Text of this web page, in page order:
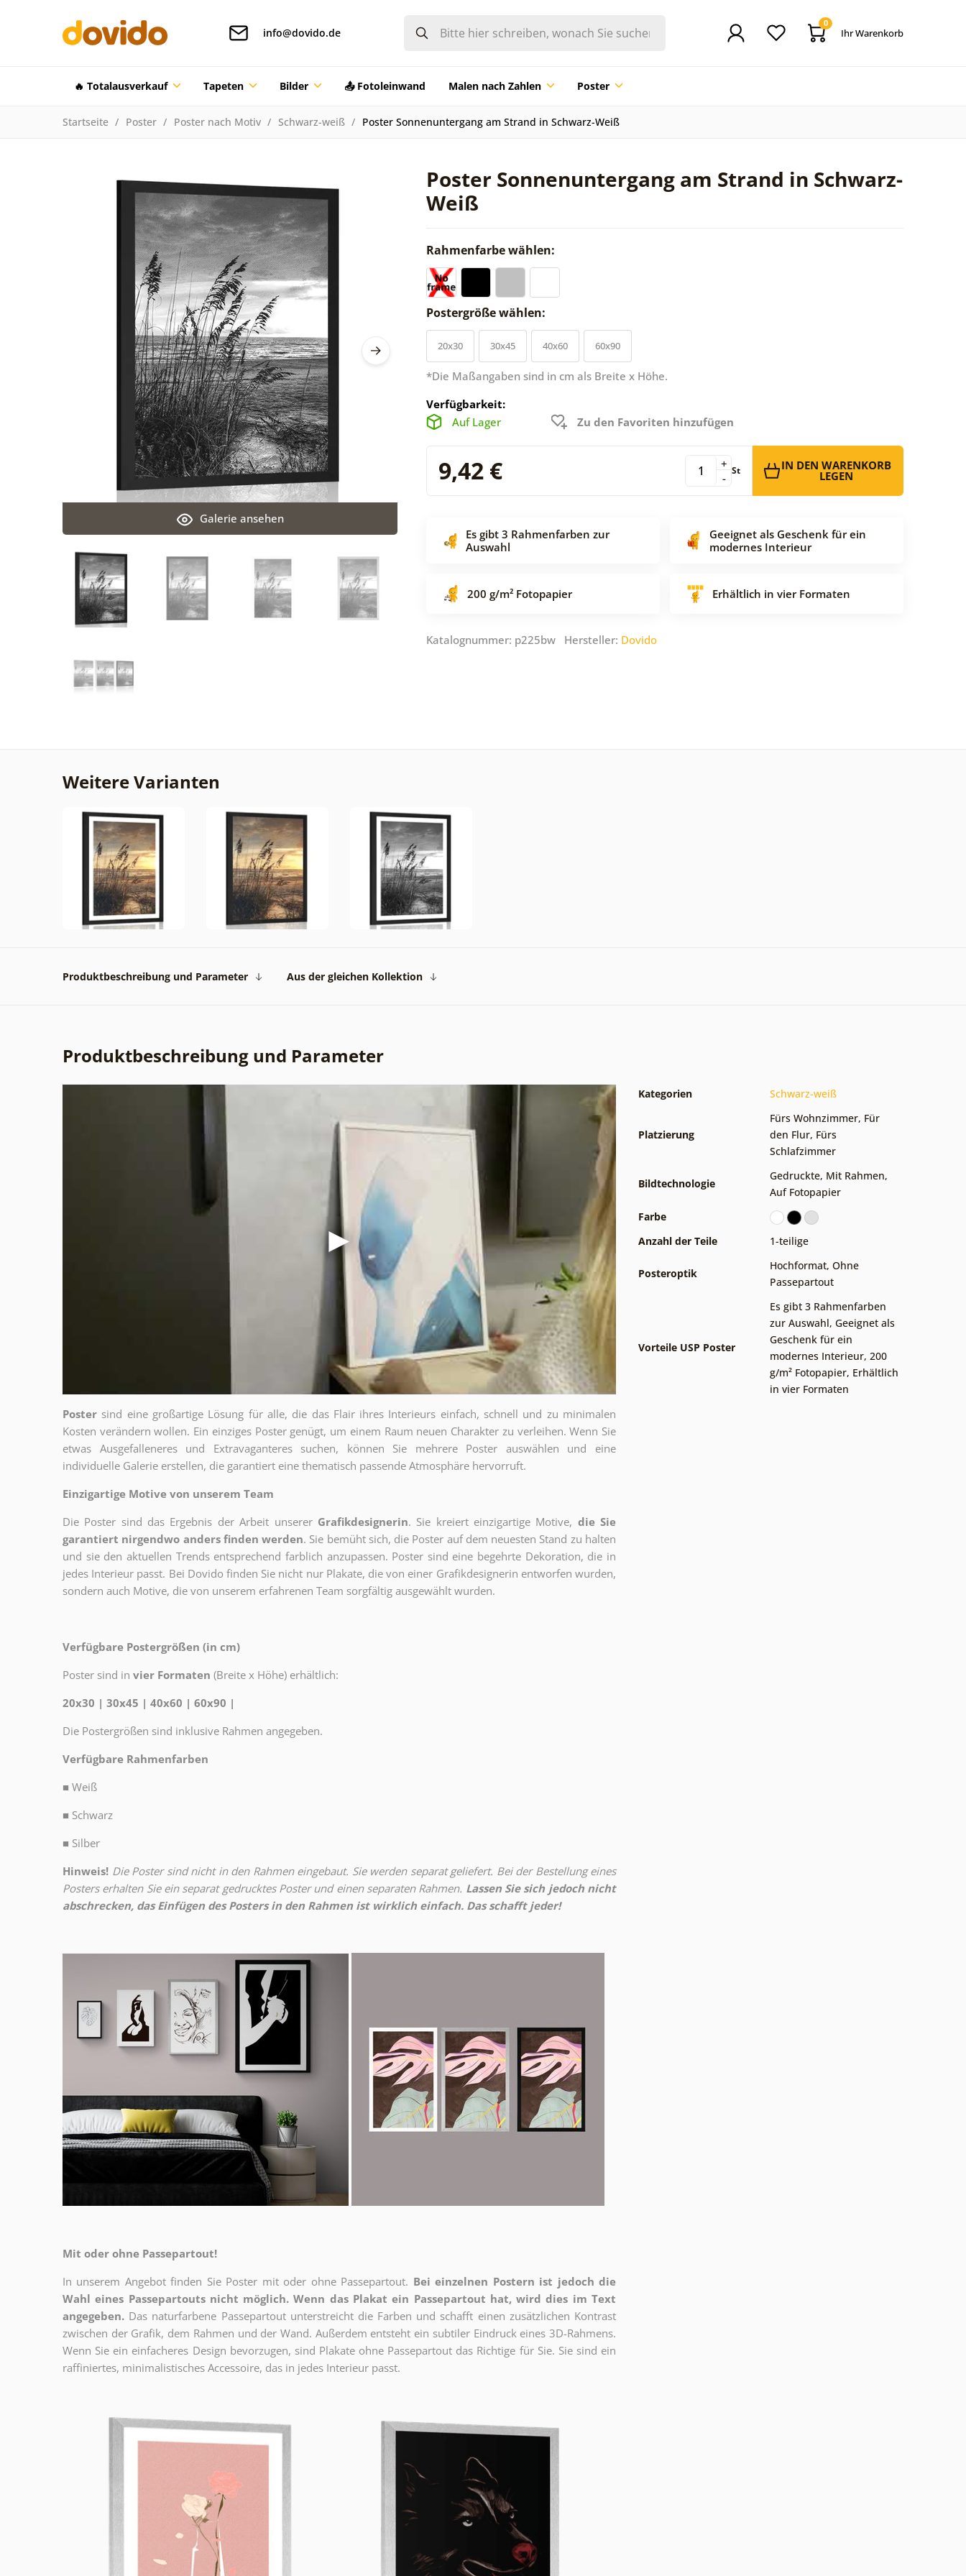
info@dovido.de
0
Ihr Warenkorb
🔥 Totalausverkauf Tapeten Bilder 📤 Fotoleinwand Malen nach Zahlen Poster
Startseite Poster Poster nach Motiv Schwarz-weiß Poster Sonnenuntergang am Strand in Schwarz-Weiß
Poster Sonnenuntergang am Strand in Schwarz-
Weiß
Galerie ansehen
Rahmenfarbe wählen:
Postergröße wählen:
20x30 30x45 40x60 60x90
*Die Maßangaben sind in cm als Breite x Höhe.
Verfügbarkeit:
Auf Lager
Zu den Favoriten hinzufügen
9,42 € -
+ St IN DEN WARENKORB
LEGEN
Es gibt 3 Rahmenfarben zur
Auswahl
Geeignet als Geschenk für ein
modernes Interieur
200 g/m² Fotopapier Erhältlich in vier Formaten
Katalognummer: p225bw Hersteller: Dovido
Weitere Varianten
Produktbeschreibung und Parameter Aus der gleichen Kollektion
Produktbeschreibung und Parameter
Poster sind eine großartige Lösung für alle, die das Flair ihres Interieurs einfach, schnell und zu minimalen
Kosten verändern wollen. Ein einziges Poster genügt, um einem Raum neuen Charakter zu verleihen. Wenn Sie
etwas Ausgefalleneres und Extravaganteres suchen, können Sie mehrere Poster auswählen und eine
individuelle Galerie erstellen, die garantiert eine thematisch passende Atmosphäre hervorruft.
Einzigartige Motive von unserem Team
Die Poster sind das Ergebnis der Arbeit unserer Grafikdesignerin. Sie kreiert einzigartige Motive, die Sie
garantiert nirgendwo anders finden werden. Sie bemüht sich, die Poster auf dem neuesten Stand zu halten
und sie den aktuellen Trends entsprechend farblich anzupassen. Poster sind eine begehrte Dekoration, die in
jedes Interieur passt. Bei Dovido finden Sie nicht nur Plakate, die von einer Grafikdesignerin entworfen wurden,
sondern auch Motive, die von unserem erfahrenen Team sorgfältig ausgewählt wurden.
Verfügbare Postergrößen (in cm)
Poster sind in vier Formaten (Breite x Höhe) erhältlich:
20x30 | 30x45 | 40x60 | 60x90 |
Die Postergrößen sind inklusive Rahmen angegeben.
Verfügbare Rahmenfarben
■ Weiß
■ Schwarz
■ Silber
Hinweis! Die Poster sind nicht in den Rahmen eingebaut. Sie werden separat geliefert. Bei der Bestellung eines
Posters erhalten Sie ein separat gedrucktes Poster und einen separaten Rahmen. Lassen Sie sich jedoch nicht
abschrecken, das Einfügen des Posters in den Rahmen ist wirklich einfach. Das schafft jeder!
Mit oder ohne Passepartout!
In unserem Angebot finden Sie Poster mit oder ohne Passepartout. Bei einzelnen Postern ist jedoch die
Wahl eines Passepartouts nicht möglich. Wenn das Plakat ein Passepartout hat, wird dies im Text
angegeben. Das naturfarbene Passepartout unterstreicht die Farben und schafft einen zusätzlichen Kontrast
zwischen der Grafik, dem Rahmen und der Wand. Außerdem entsteht ein subtiler Eindruck eines 3D-Rahmens.
Wenn Sie ein einfacheres Design bevorzugen, sind Plakate ohne Passepartout das Richtige für Sie. Sie sind ein
raffiniertes, minimalistisches Accessoire, das in jedes Interieur passt.
Kategorien Schwarz-weiß
Platzierung
Fürs Wohnzimmer, Für
den Flur, Fürs
Schlafzimmer
Bildtechnologie
Gedruckte, Mit Rahmen,
Auf Fotopapier
Farbe
Anzahl der Teile
1-teilige
Posteroptik
Hochformat, Ohne
Passepartout
Vorteile USP Poster
Es gibt 3 Rahmenfarben
zur Auswahl, Geeignet als
Geschenk für ein
modernes Interieur, 200
g/m² Fotopapier, Erhältlich
in vier Formaten